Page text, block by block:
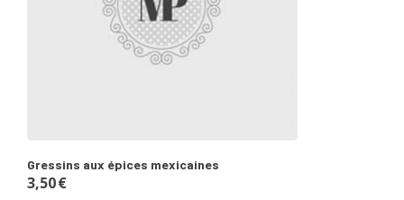
Gressins aux épices mexicaines
3,50€